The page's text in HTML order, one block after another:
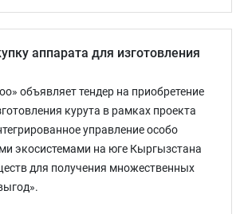
аппарата для изготовления
объявляет тендер на приобретение
курута в рамках проекта
управление особо
экосистемами на юге Кыргызстана
для получения множественных